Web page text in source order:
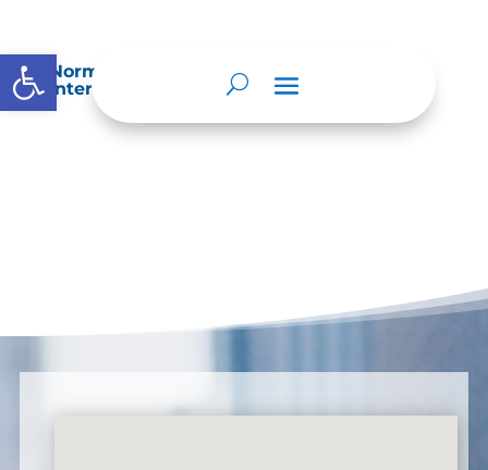
Abrir barra de herramientas
Normatividad especial que les aplique de
interés.